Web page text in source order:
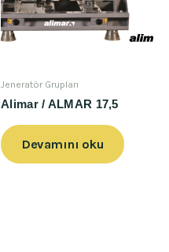
Jeneratör Grupları
Alimar / ALMAR 17,5
Devamını oku